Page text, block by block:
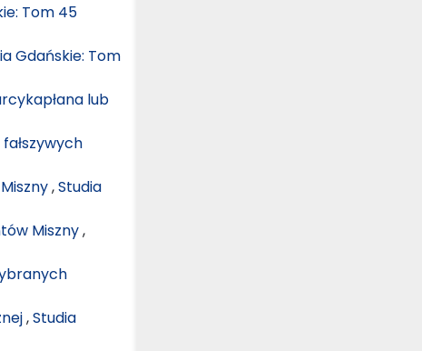
Tom 45
Gdańskie: Tom
lub
,Studia
Miszny,
,Studia